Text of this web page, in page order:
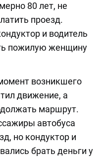
80 лет, не
проезд.
и водитель
пожилую женщину
возникшего
движение, а
маршрут.
автобуса
но кондуктор и
брать деньги у